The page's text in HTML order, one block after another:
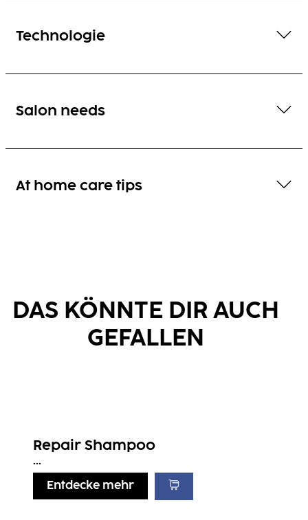
Technologie
Salon needs
At home care tips
DAS KÖNNTE DIR AUCH
GEFALLEN
Repair Shampoo
...
Entdecke mehr